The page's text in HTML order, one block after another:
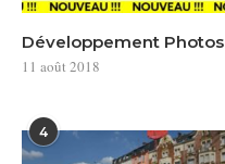
Développement Photos
11 août 2018
4